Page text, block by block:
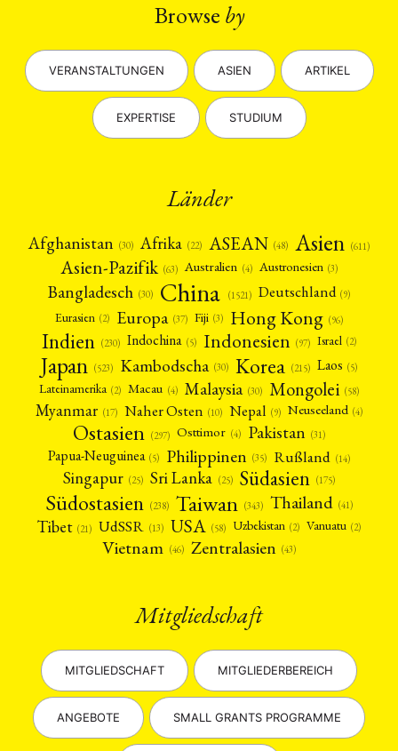
Browse by
VERANSTALTUNGEN ASIEN ARTIKEL
EXPERTISE STUDIUM
Länder
Afghanistan (30) Afrika (22) ASEAN (48) Asien (611)
Asien-Pazifik (63) Australien (4) Austronesien (3)
Bangladesch (30) China (1521) Deutschland (9)
Eurasien (2) Europa (37) Fiji (3) Hong Kong (96)
Indien (230) Indochina (5) Indonesien (97) Israel (2)
Japan (523) Kambodscha (30) Korea (215) Laos (5)
Lateinamerika (2) Macau (4) Malaysia (30) Mongolei (58)
Myanmar (17) Naher Osten (10) Nepal (9) Neuseeland (4)
Ostasien (297) Osttimor (4) Pakistan (31)
Papua-Neuguinea (5) Philippinen (35) Rußland (14)
Singapur (25) Sri Lanka (25) Südasien (175)
Südostasien (238) Taiwan (343) Thailand (41)
Tibet (21) UdSSR (13) USA (58) Uzbekistan (2) Vanuatu (2)
Vietnam (46) Zentralasien (43)
Mitgliedschaft
MITGLIEDSCHAFT MITGLIEDERBEREICH
ANGEBOTE SMALL GRANTS PROGRAMME